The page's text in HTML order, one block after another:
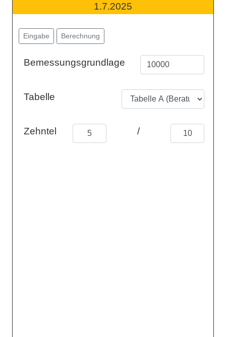
1.7.2025
Eingabe Berechnung
Bemessungsgrundlage
Tabelle
Zehntel /